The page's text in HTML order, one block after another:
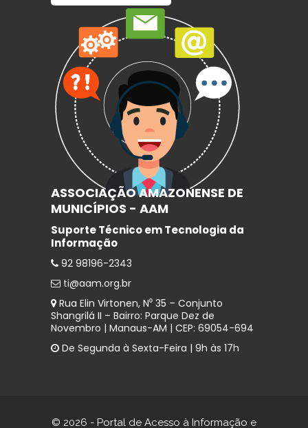
ASSOCIAÇÃO AMAZONENSE DE
MUNICÍPIOS - AAM
Suporte Técnico em Tecnologia da
Informação
92 98196-2343
ti@aam.org.br
Rua Elin Virtonen, N⁰ 35 – Conjunto
Shangrilá II – Bairro: Parque Dez de
Novembro | Manaus-AM | CEP: 69054-694
De Segunda à Sexta-Feira | 9h às 17h
© 2026 - Portal de Acesso à Informação e